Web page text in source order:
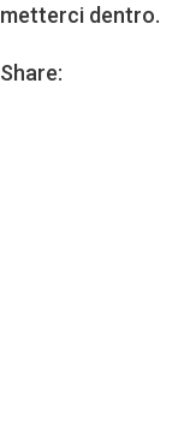
metterci dentro.
Share: